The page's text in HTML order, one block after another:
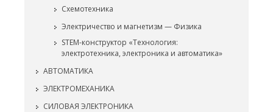
Схемотехника
Электричество и магнетизм — Физика
STEM-конструктор «Технология:
электротехника, электроника и автоматика»
АВТОМАТИКА
ЭЛЕКТРОМЕХАНИКА
СИЛОВАЯ ЭЛЕКТРОНИКА